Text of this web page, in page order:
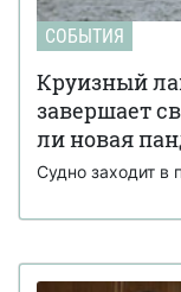
СОБЫТИЯ
Круизный
завершает
ли новая
Судно заходит в